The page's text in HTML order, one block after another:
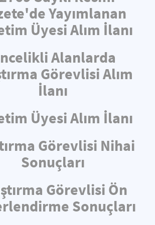
Yayımlanan
Üyesi Alım İlanı
Alanlarda
Görevlisi Alım
İlanı
Üyesi Alım İlanı
Görevlisi Nihai
Sonuçları
Görevlisi Ön
Sonuçları